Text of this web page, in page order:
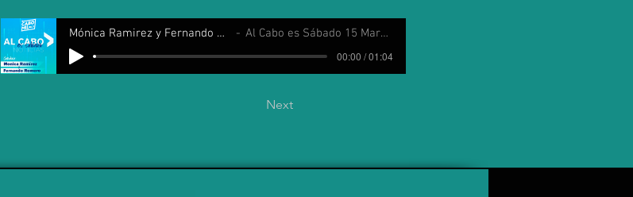
Mónica Ramirez y Fernando Romero Al Cabo es Sábado 15 Marzo 2025
00:00 / 01:04
Next